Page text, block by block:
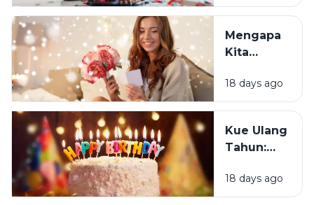
Orang
Merasa
Sedih Saat
Tahun?
Mengapa
Kita
Mendapat
Ucapan
Tahun?
18 days ago
Kue Ulang
Tahun:
Tradisi Ini
Berawal?
18 days ago